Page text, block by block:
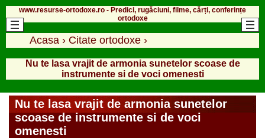
www.resurse-ortodoxe.ro - Predici, rugăciuni, filme, cărți, conferințe
ortodoxe
Acasa › Citate ortodoxe ›
Nu te lasa vrajit de armonia sunetelor scoase de
instrumente si de voci omenesti
Nu te lasa vrajit de armonia sunetelor
scoase de instrumente si de voci
omenesti